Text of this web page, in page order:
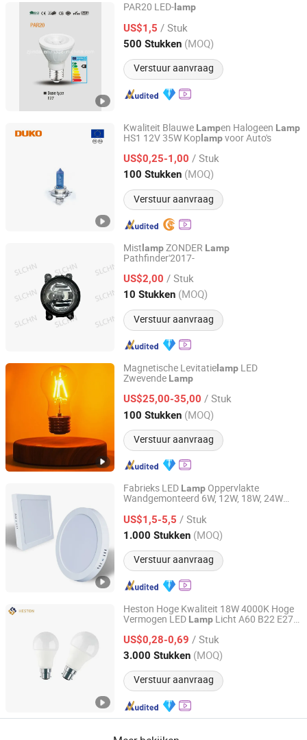
PAR20 LED- lamp
US$1,5 / Stuk
500 Stukken (MOQ)
Verstuur aanvraag
Huzhou Lindal Lighting & Electrical Co., Ltd.
Zhejiang, China Sinds 2010
Kwaliteit Blauwe Lampen Halogeen Lamp
HS1 12V 35W Kop lampvoor Auto's
US$0,25-1,00 / Stuk
100 Stukken (MOQ)
Verstuur aanvraag
XIAMEN REFRESH AUTO PARTS CO., LTD.
Fujian, China Sinds 2008
Mist lampZONDER Lamp
Pathfinder'2017-
US$2,00 / Stuk
10 Stukken (MOQ)
Verstuur aanvraag
Dan Yang Sailing Auto Parts Co., Ltd
Jiangsu, China Sinds 2025
Magnetische Levitatie lamp LED
Zwevende Lamp
US$25,00-35,00 / Stuk
100 Stukken (MOQ)
Verstuur aanvraag
Anhui Lulang New Material Technology Co., Ltd.
Anhui, China Sinds 2023
Fabrieks LED Lamp Oppervlakte
Wandgemonteerd 6W, 12W, 18W, 24W
US$1,5-5,5 / Stuk
1.000 Stukken (MOQ)
Verstuur aanvraag
Zhongshan Biggest Lighting Technology Co., Ltd.
Guangdong, China Sinds 2023
Heston Hoge Kwaliteit 18W 4000K Hoge
Vermogen LED Lamp Licht A60 B22 E27
US$0,28-0,69 / Stuk
3.000 Stukken (MOQ)
Verstuur aanvraag
Heston (Beijing) Technology Co., Ltd.
Sinds 2024